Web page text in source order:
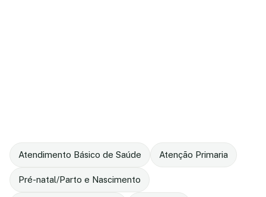
Atendimento Básico de Saúde Atenção Primaria
Pré-natal/Parto e Nascimento